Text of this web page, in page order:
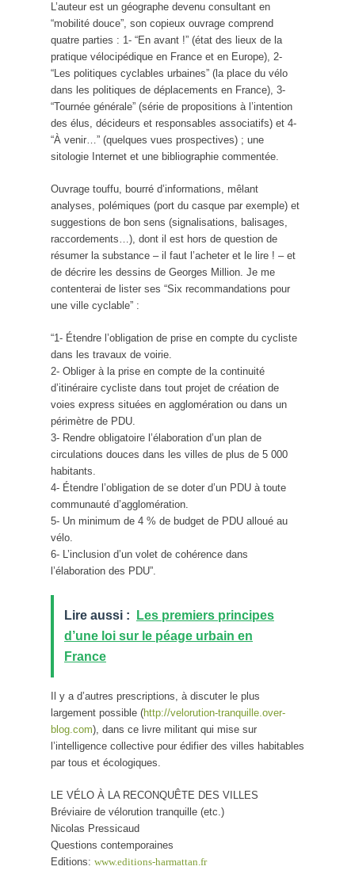
L’auteur est un géographe devenu consultant en
“mobilité douce”, son copieux ouvrage comprend
quatre parties : 1- “En avant !” (état des lieux de la
pratique vélocipédique en France et en Europe), 2-
“Les politiques cyclables urbaines” (la place du vélo
dans les politiques de déplacements en France), 3-
“Tournée générale” (série de propositions à l’intention
des élus, décideurs et responsables associatifs) et 4-
“À venir…” (quelques vues prospectives) ; une
sitologie Internet et une bibliographie commentée.
Ouvrage touffu, bourré d’informations, mêlant
analyses, polémiques (port du casque par exemple) et
suggestions de bon sens (signalisations, balisages,
raccordements…), dont il est hors de question de
résumer la substance – il faut l’acheter et le lire ! – et
de décrire les dessins de Georges Million. Je me
contenterai de lister ses “Six recommandations pour
une ville cyclable” :
“1- Étendre l’obligation de prise en compte du cycliste
dans les travaux de voirie.
2- Obliger à la prise en compte de la continuité
d’itinéraire cycliste dans tout projet de création de
voies express situées en agglomération ou dans un
périmètre de PDU.
3- Rendre obligatoire l’élaboration d’un plan de
circulations douces dans les villes de plus de 5 000
habitants.
4- Étendre l’obligation de se doter d’un PDU à toute
communauté d’agglomération.
5- Un minimum de 4 % de budget de PDU alloué au
vélo.
6- L’inclusion d’un volet de cohérence dans
l’élaboration des PDU”.
Lire aussi :
Les premiers principes
d’une loi sur le péage urbain en
France
Il y a d’autres prescriptions, à discuter le plus
largement possible (http://velorution-tranquille.over-
blog.com), dans ce livre militant qui mise sur
l’intelligence collective pour édifier des villes habitables
par tous et écologiques.
LE VÉLO À LA RECONQUÊTE DES VILLES
Bréviaire de vélorution tranquille (etc.)
Nicolas Pressicaud
Questions contemporaines
Editions: www.editions-harmattan.fr